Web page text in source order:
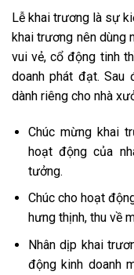
Lễ khai trương là sự
khai trương nên dùng
vui vẻ, cổ động tinh
doanh phát đạt. Sau
dành riêng cho nhà
Chúc mừng khai
hoạt động của
tưởng.
Chúc cho hoạt
hưng thịnh, thu về
Nhân dịp khai
động kinh doanh